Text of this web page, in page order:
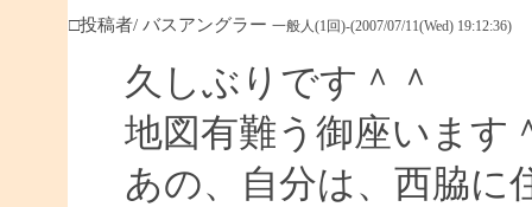
□投稿者/ バスアングラー 一般人(1回)-(2007/07/11(Wed) 19:12:36)
久しぶりです＾＾
地図有難う御座います
あの、自分は、西脇に